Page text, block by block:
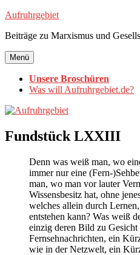
Zum
springen
Aufruhrgebiet
Beiträge zu Marxismus und
Menü
Unsere Broschüren
Was will Aufruhrgebiet.de?
Fundstück LXXIII
Denn was weiß man, wo
immer nur eine (Fern-
man, wo man vor lauter
Wissensbesitz hat, ohne
welches allein durch
entstehen kann? Was weiß
einzig deren Bild zu
Fernsehnachrichten, ein
wie in der Netzwelt, ein